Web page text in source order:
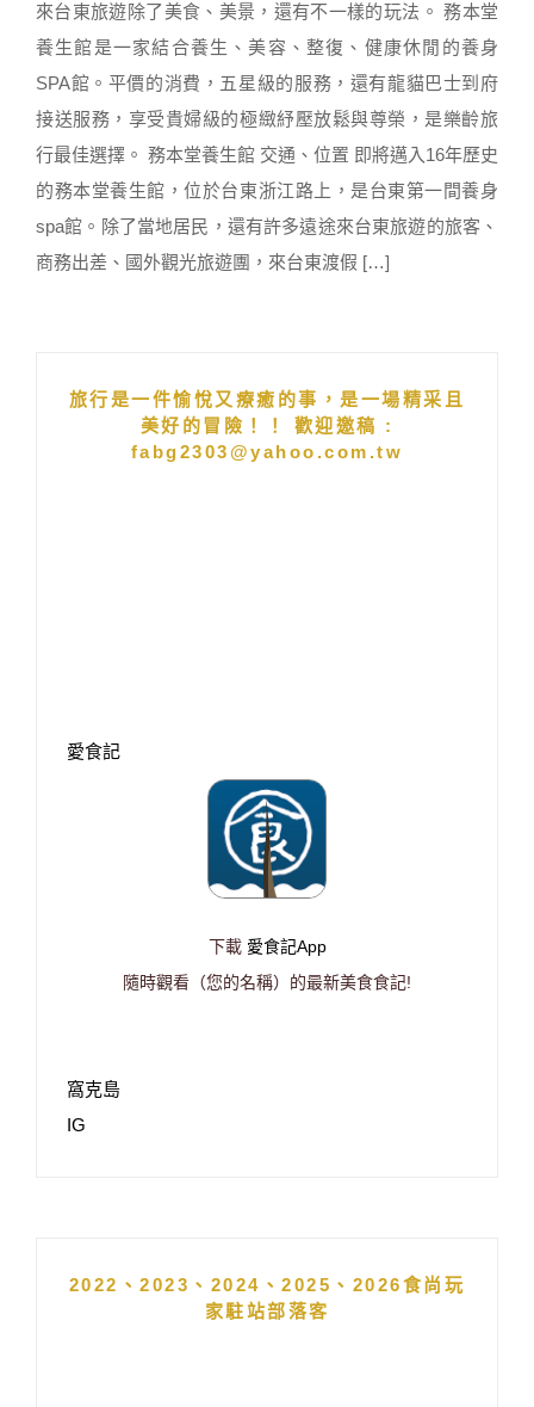
來台東旅遊除了美食、美景，還有不一樣的玩法。 務本堂
養生館是一家結合養生、美容、整復、健康休閒的養身
SPA館。平價的消費，五星級的服務，還有龍貓巴士到府
接送服務，享受貴婦級的極緻紓壓放鬆與尊榮，是樂齡旅
行最佳選擇。 務本堂養生館 交通、位置 即將邁入16年歷史
的務本堂養生館，位於台東浙江路上，是台東第一間養身
spa館。除了當地居民，還有許多遠途來台東旅遊的旅客、
商務出差、國外觀光旅遊團，來台東渡假 […]
旅行是一件愉悅又療癒的事，是一場精采且
美好的冒險！！ 歡迎邀稿 :
fabg2303@yahoo.com.tw
愛食記
下載 愛食記App
隨時觀看（您的名稱）的最新美食食記!
窩克島
IG
2022、2023、2024、2025、2026食尚玩
家駐站部落客